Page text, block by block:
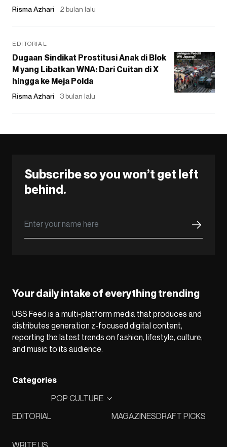
Risma Azhari 2 bulan lalu
EDITORIAL
Dugaan Sindikat Prostitusi Anak di Blok
M yang Libatkan WNA: Dari Cuitan di X
hingga ke Meja Polda
Risma Azhari 3 bulan lalu
Subscribe so you won’t get left
behind.
Your daily intake of everything trending
USS Feed is a multi-platform media that produces and
distributes generation z-focused digital content,
reporting the latest trends on fashion, lifestyle, culture,
and music to its audience.
Categories
EDITORIAL
POP CULTURE
MAGAZINESDRAFT PICKS